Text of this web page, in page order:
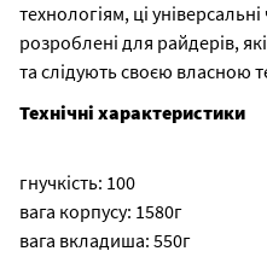
технологіям, ці
розроблені для райдерів,
та слідують своєю власною
Технічні характеристики
гнучкість: 100
вага корпусу: 1580г
вага вкладиша: 550г